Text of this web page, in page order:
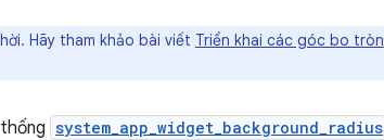
Hãy tham khảo bài viết Triển khai các góc bo tròn
system_app_widget_background_radius